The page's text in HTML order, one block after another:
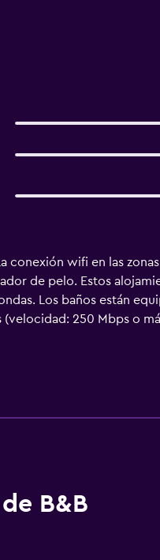
conexión wifi en las
de pelo. Estos
Los baños están
250 Mbps o
B&B